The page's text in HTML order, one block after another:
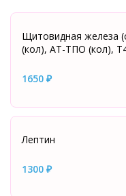
Щитовидная железа
(кол), АТ-ТПО (кол),
1650 ₽
Лептин
1300 ₽